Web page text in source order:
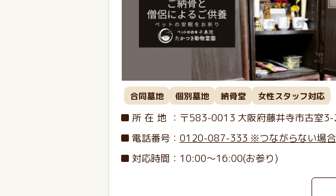
合同墓地 個別墓地 納骨堂 女性スタッフ対応
所在地 ：〒583-0013 大阪府藤井寺市古室
電話番号 ： 0120-087-333 ※つながらない場
対応時間：10:00～16:00(お参り)